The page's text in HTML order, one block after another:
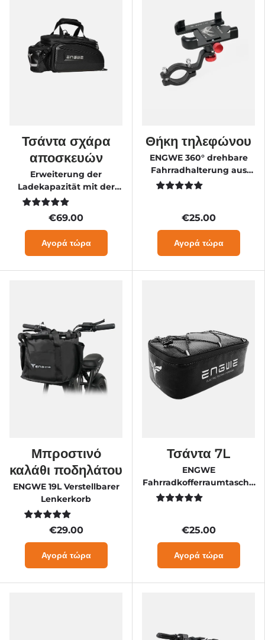
Τσάντα σχάρα
αποσκευών
Erweiterung der
Ladekapazität mit der
wasserdichten ENGWE
Tasche
€69.00
Αγορά τώρα
Θήκη τηλεφώνου
ENGWE 360° drehbare
Fahrradhalterung aus
Vollaluminium für
€25.00
Αγορά τώρα
Μπροστινό
καλάθι ποδηλάτου
ENGWE 19L Verstellbarer
Lenkerkorb
€29.00
Αγορά τώρα
Τσάντα 7L
ENGWE
Fahrradkofferraumtasche
Fahrradgepäckträgertasche
€25.00
Αγορά τώρα